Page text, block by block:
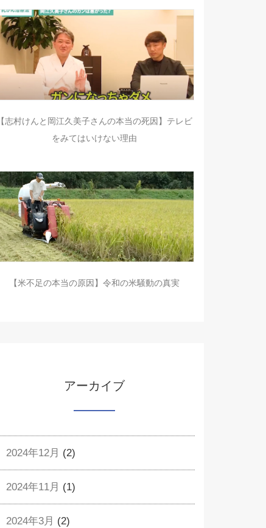
【志村けんと岡江久美子さんの本当の死因】テレビ
をみてはいけない理由
【米不足の本当の原因】令和の米騒動の真実
アーカイブ
2024年12月 (2)
2024年11月 (1)
2024年3月 (2)